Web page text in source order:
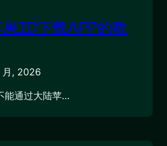
ID下载APP的教
, 2026
能通过大陆苹…